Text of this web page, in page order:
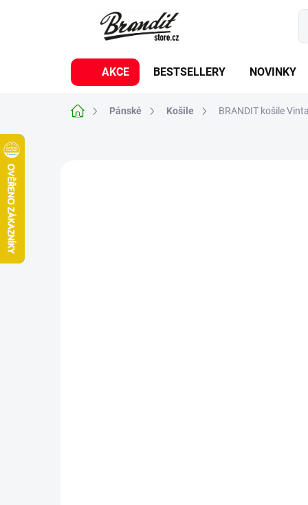
AKCE BESTSELLERY NOVINKY
Domů Pánské Košile BRANDIT košile